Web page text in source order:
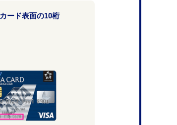
カード表面の10桁